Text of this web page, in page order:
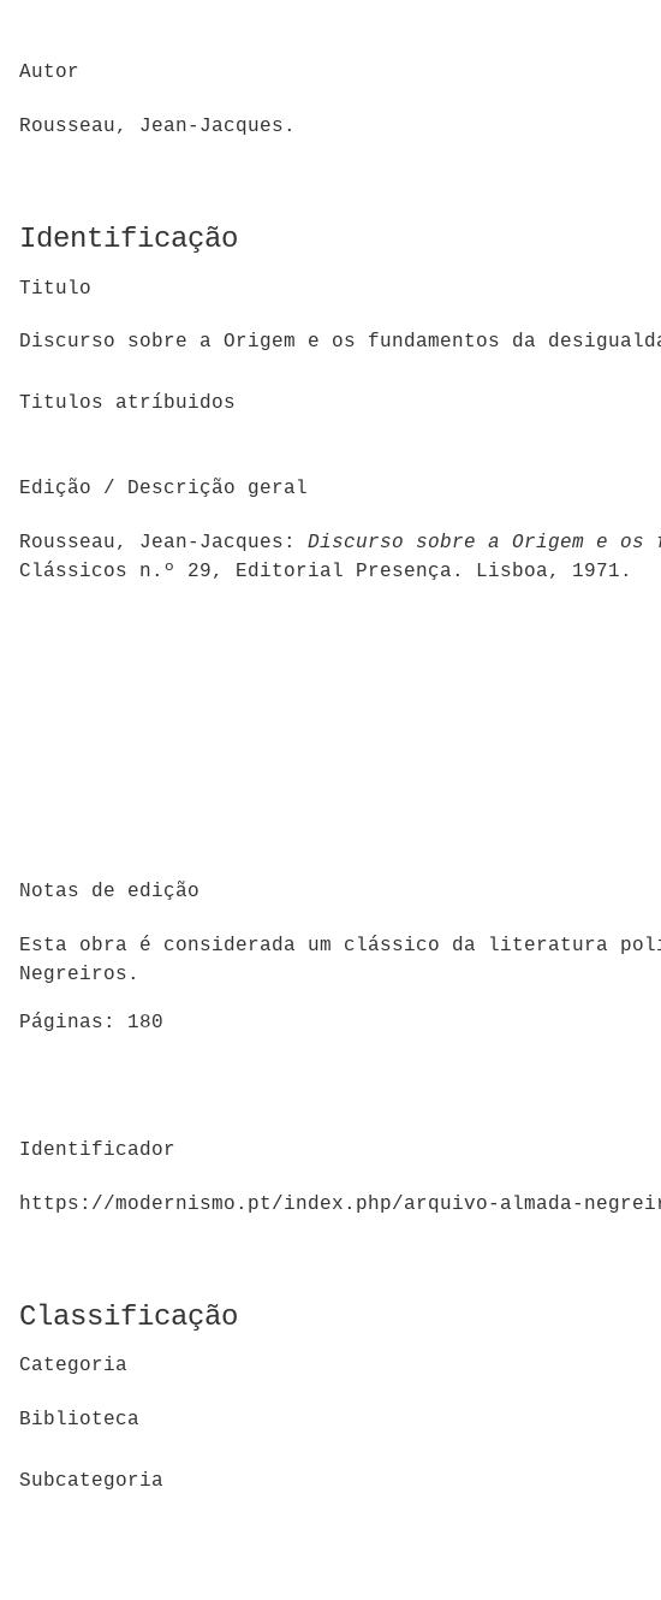
Autor
Rousseau, Jean-Jacques.
Identificação
Titulo
Discurso sobre a Origem e os fundamentos da
Titulos atríbuidos
Edição / Descrição geral
Rousseau, Jean-Jacques: Discurso sobre a Origem e os
Clássicos n.º 29, Editorial Presença. Lisboa, 1971.
Notas de edição
Esta obra é considerada um clássico da literatura
Negreiros.
Páginas: 180
Identificador
https://modernismo.pt/index.php/arquivo-almada-
Classificação
Categoria
Biblioteca
Subcategoria